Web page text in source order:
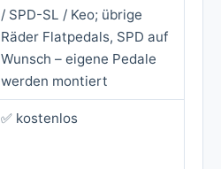
/ SPD-SL / Keo; übrige
Räder Flatpedals, SPD auf
Wunsch – eigene Pedale
werden montiert
✅ kostenlos